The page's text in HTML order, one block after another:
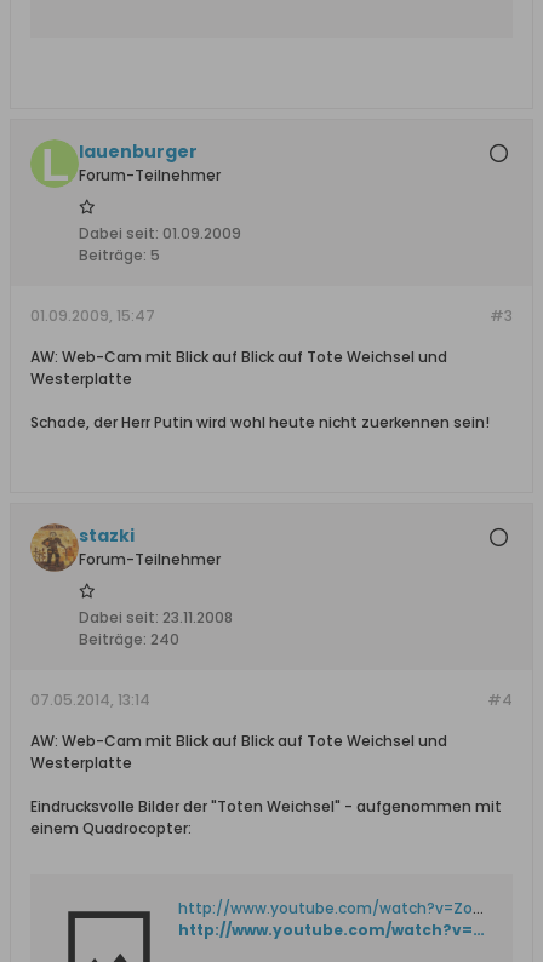
lauenburger
Forum-Teilnehmer
Dabei seit: 01.09.2009
Beiträge: 5
#3
01.09.2009, 15:47
AW: Web-Cam mit Blick auf Blick auf Tote Weichsel und
Westerplatte
Schade, der Herr Putin wird wohl heute nicht zuerkennen sein!
stazki
Forum-Teilnehmer
Dabei seit: 23.11.2008
Beiträge: 240
#4
07.05.2014, 13:14
AW: Web-Cam mit Blick auf Blick auf Tote Weichsel und
Westerplatte
Eindrucksvolle Bilder der "Toten Weichsel" - aufgenommen mit
einem Quadrocopter:
http://www.youtube.com/watch?v=ZoGQlu_80Mw
http://www.youtube.com/watch?v=ZoGQlu_80Mw